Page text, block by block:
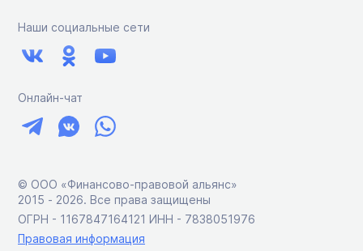
Наши социальные сети
Онлайн-чат
© ООО «Финансово-правовой альянс»
2015 ‑ 2026. Все права защищены
ОГРН - 1167847164121 ИНН - 7838051976
Правовая информация